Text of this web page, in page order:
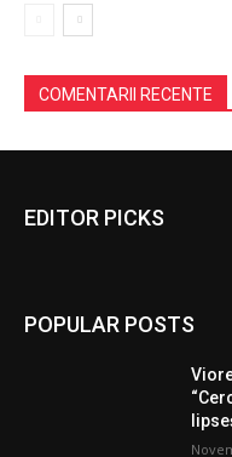
COMENTARII RECENTE
EDITOR PICKS
POPULAR POSTS